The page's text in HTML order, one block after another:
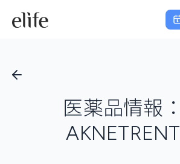
医薬品情報：
AKNETRENT